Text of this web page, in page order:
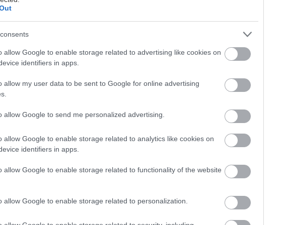
allow Google to enable storage related to advertising like cookies on
identifiers in apps.
allow my user data to be sent to Google for online advertising
allow Google to send me personalized advertising.
allow Google to enable storage related to analytics like cookies on
identifiers in apps.
allow Google to enable storage related to functionality of the website
allow Google to enable storage related to personalization.
Θανάση Τριαρίδη, σε σκηνοθεσία Κώστα Φιλίππογλου, θα
του για τρίτη συνεχόμενη θεατρική σεζόν στην Αθήνα.
επιτυχημένες, sold-out παραστάσεις στο Faust, ο Μένγκελε
τις 3 Οκτωβρίου στο Θέατρο Θησείον, εγκαινιάζοντας το φετινό
και συνεχίζει το ταξίδι του σε Θεσσαλονίκη (Θέατρο Αυλαία, 21-
τους άνθρωποι της σημερινής εποχής: ένας άντρας
κάποιας δημοσίας υπηρεσίας) και μία γυναίκα (υποψήφια
στο κουπέ ενός ηλεκτροκίνητου τρένου, σε ένα νυχτερινό
τυπική συζήτηση γνωριμίας. Όλα ξεκινούν με μία ξαφνική διακοπή
οι δύο πρωταγωνιστές για να ξεπεράσουν την αμηχανία τους θα